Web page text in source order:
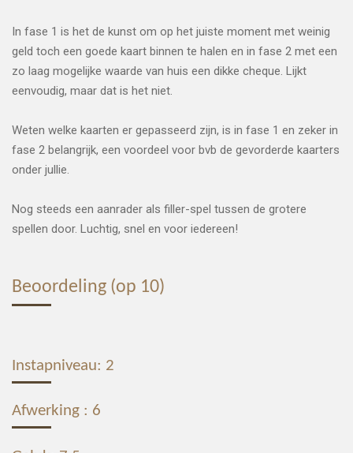
In fase 1 is het de kunst om op het juiste moment met weinig
geld toch een goede kaart binnen te halen en in fase 2 met een
zo laag mogelijke waarde van huis een dikke cheque. Lijkt
eenvoudig, maar dat is het niet.
Weten welke kaarten er gepasseerd zijn, is in fase 1 en zeker in
fase 2 belangrijk, een voordeel voor bvb de gevorderde kaarters
onder jullie.
Nog steeds een aanrader als filler-spel tussen de grotere
spellen door. Luchtig, snel en voor iedereen!
Beoordeling (op 10)
Instapniveau: 2
Afwerking : 6